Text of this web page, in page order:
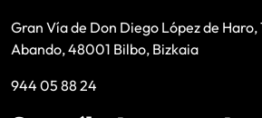
Gran Vía de Don Diego López de Haro,
Abando, 48001 Bilbo, Bizkaia
944 05 88 24